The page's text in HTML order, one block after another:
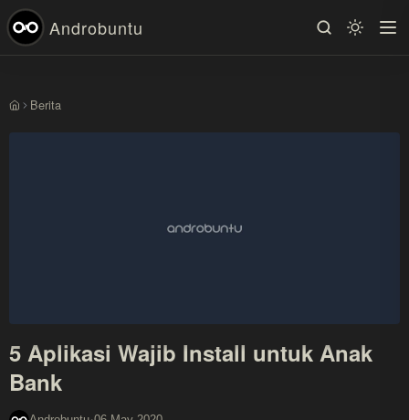
Androbuntu
Beranda
Berita
5 Aplikasi Wajib Install untuk Anak
Bank